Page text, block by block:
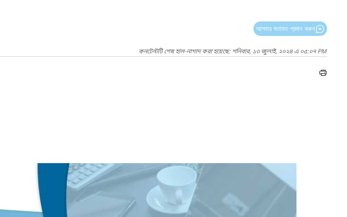
আপনার মতামত প্রদান করুন
কনটেন্টটি শেষ হাল-নাগাদ করা হয়েছে: শনিবার, ১৩ জুলাই, ২০২৪ এ ০৫:০৭ PM